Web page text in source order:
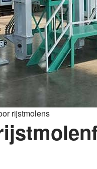
rijstmolens